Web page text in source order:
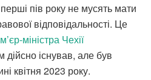
пів року не мусять мати
відповідальності. Це
міністра Чехії
дійсно існував, але був
квітня 2023 року.